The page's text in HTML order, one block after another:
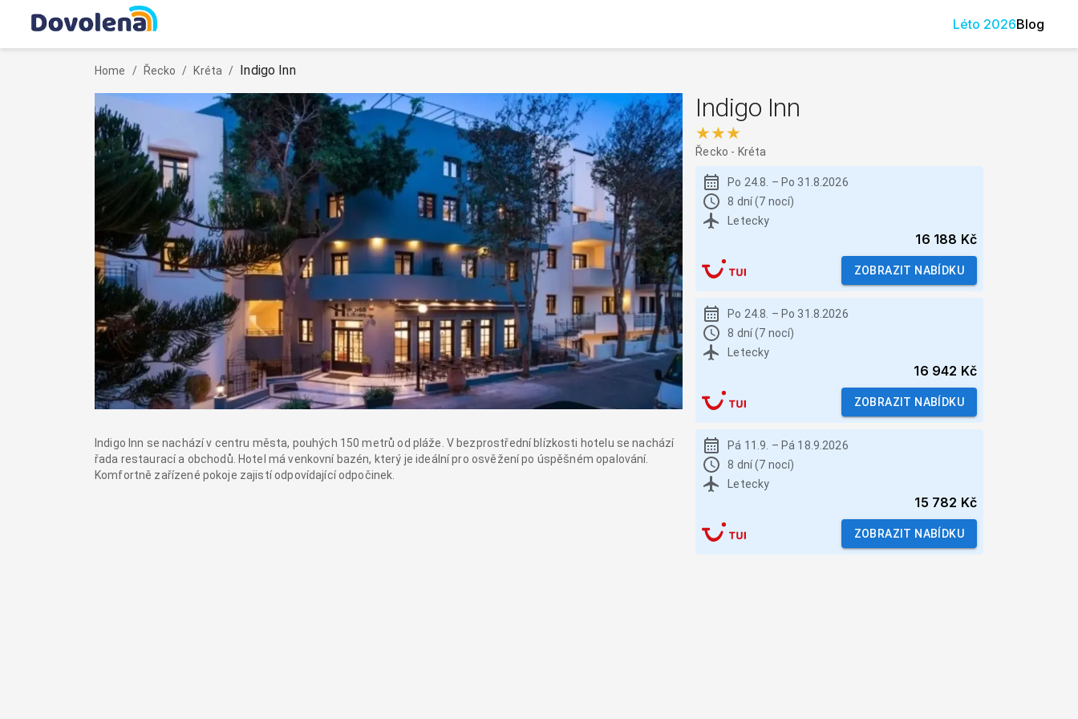
Léto 2026Blog
Home / Řecko / Kréta / Indigo Inn
Indigo Inn se nachází v centru města, pouhých 150 metrů od pláže. V bezprostřední blízkosti hotelu se nachází
řada restaurací a obchodů. Hotel má venkovní bazén, který je ideální pro osvěžení po úspěšném opalování.
Komfortně zařízené pokoje zajistí odpovídající odpočinek.
Indigo Inn
★★★
Řecko - Kréta
Po 24.8. – Po 31.8.2026
8 dní (7 nocí)
Letecky
16 188 Kč
ZOBRAZIT NABÍDKU
Po 24.8. – Po 31.8.2026
8 dní (7 nocí)
Letecky
16 942 Kč
ZOBRAZIT NABÍDKU
Pá 11.9. – Pá 18.9.2026
8 dní (7 nocí)
Letecky
15 782 Kč
ZOBRAZIT NABÍDKU